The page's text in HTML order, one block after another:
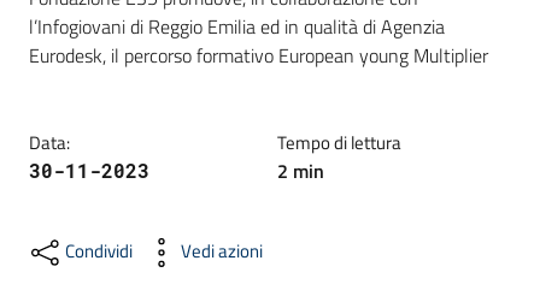
eventi
l’Infogiovani di Reggio Emilia ed in qualità di Agenzia
Eurodesk, il percorso formativo European young Multiplier
Data:
30-11-2023
Tempo di lettura
2 min
Condividi Vedi azioni